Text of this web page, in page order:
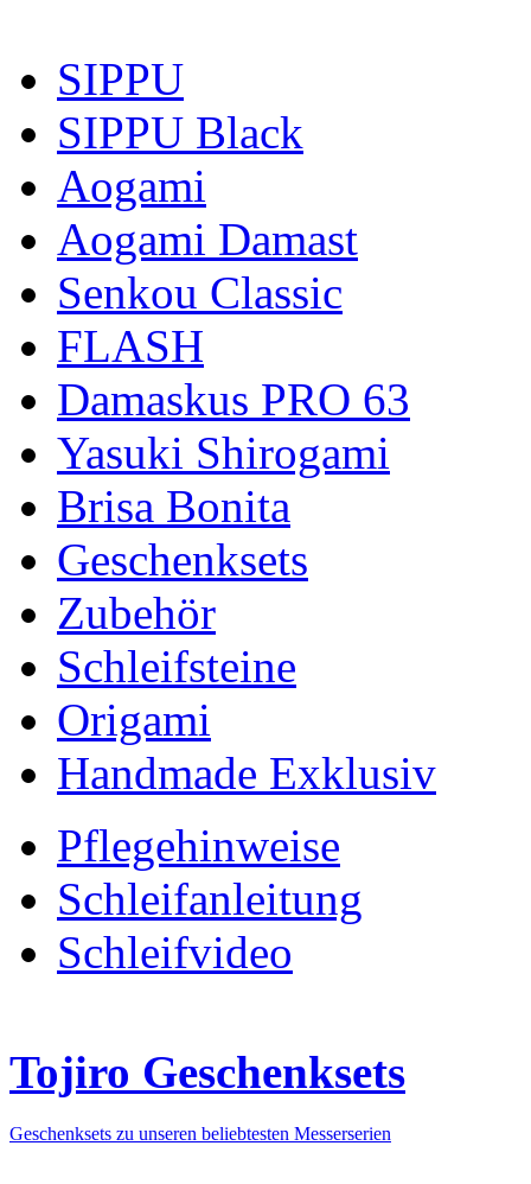
SIPPU
SIPPU Black
Aogami
Aogami Damast
Senkou Classic
FLASH
Damaskus PRO 63
Yasuki Shirogami
Brisa Bonita
Geschenksets
Zubehör
Schleifsteine
Origami
Handmade Exklusiv
Pflegehinweise
Schleifanleitung
Schleifvideo
Tojiro Geschenksets
Geschenksets zu unseren beliebtesten Messerserien